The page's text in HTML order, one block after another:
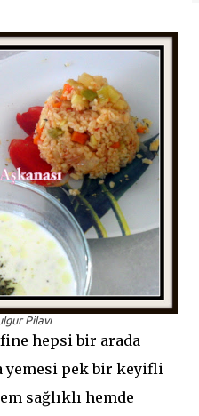
Pilavı
hepsi bir arada
yemesi pek bir keyifli
sağlıklı hemde